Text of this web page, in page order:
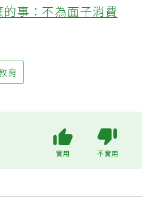
事：不為面子消費
育
實用 不實用